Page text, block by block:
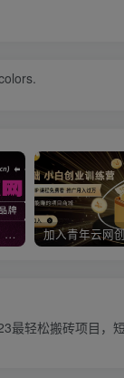
你还在到处找项目？还在当韭菜？我靠卖项目一个月收入5万+，曾经我也是个失败者。
最轻松搬砖项目